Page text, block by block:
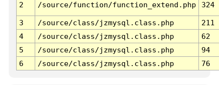
2 /source/function/function_extend.php 324
3 /source/class/jzmysql.class.php
211
4
/source/class/jzmysql.class.php
62
5
/source/class/jzmysql.class.php
94
6
/source/class/jzmysql.class.php 76